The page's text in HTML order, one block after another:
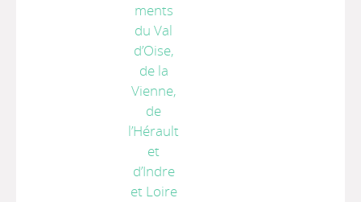
ments
du Val
d’Oise,
de la
Vienne,
de
l’Hérault
et
d’Indre
et Loire